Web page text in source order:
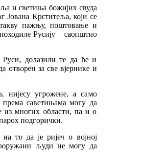
и светиња божијих свуда
Јована Крститеља, који се
пажњу, поштовање и
Русију – саопштио
долазили те да ће и
отворен за све вјернике и
нијесу угрожене, а само
према саветињама могу да
из многих области, па и о
подгорички.
то да је ријеч о војној
људи не могу да